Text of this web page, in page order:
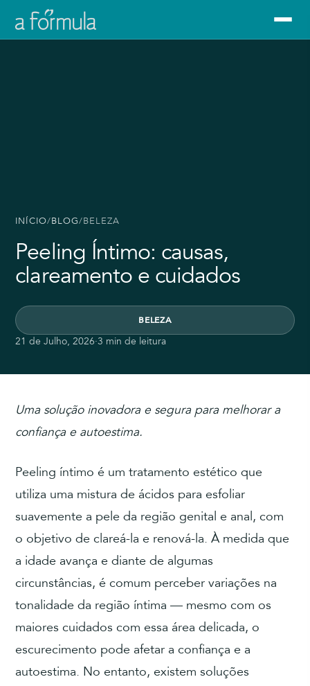
INÍCIO/BLOG/BELEZA
Peeling Íntimo: causas,
clareamento e cuidados
BELEZA
21 de Julho, 2026·3 min de leitura
Uma solução inovadora e segura para melhorar a
confiança e autoestima.
Peeling íntimo é um tratamento estético que
utiliza uma mistura de ácidos para esfoliar
suavemente a pele da região genital e anal, com
o objetivo de clareá-la e renová-la. À medida que
a idade avança e diante de algumas
circunstâncias, é comum perceber variações na
tonalidade da região íntima — mesmo com os
maiores cuidados com essa área delicada, o
escurecimento pode afetar a confiança e a
autoestima. No entanto, existem soluções